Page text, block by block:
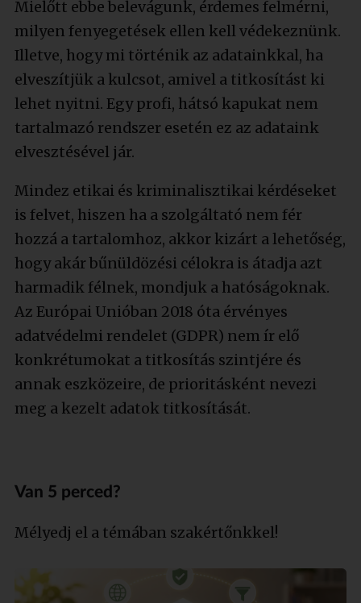
Mielőtt ebbe belevágunk, érdemes felmérni,
milyen fenyegetések ellen kell védekeznünk.
Illetve, hogy mi történik az adatainkkal, ha
elveszítjük a kulcsot, amivel a titkosítást ki
lehet nyitni. Egy profi, hátsó kapukat nem
tartalmazó rendszer esetén ez az adataink
elvesztésével jár.
Mindez etikai és kriminalisztikai kérdéseket
is felvet, hiszen ha a szolgáltató nem fér
hozzá a tartalomhoz, akkor kizárt a lehetőség,
hogy akár bűnüldözési célokra is átadja azt
harmadik félnek, mondjuk a hatóságoknak.
Az Európai Unióban 2018 óta érvényes
adatvédelmi rendelet (GDPR) nem ír elő
konkrétumokat a titkosítás szintjére és
annak eszközeire, de prioritásként nevezi
meg a kezelt adatok titkosítását.
Van 5 perced?
Mélyedj el a témában szakértőnkkel!